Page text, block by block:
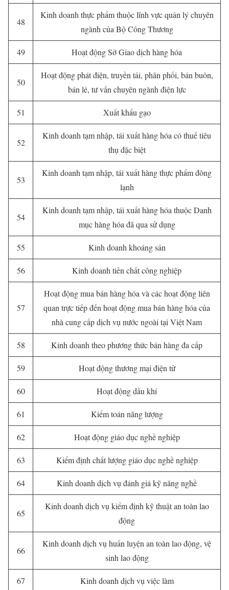
48
Kinh doanh thực phẩm thuộc lĩnh vực quản lý chuyên
ngành của Bộ Công Thương
49 Hoạt động Sở Giao dịch hàng hóa
50
Hoạt động phát điện, truyền tải, phân phối, bán buôn,
bán lẻ, tư vấn chuyên ngành điện lực
51 Xuất khẩu gạo
52
Kinh doanh tạm nhập, tái xuất hàng hóa có thuế tiêu
thụ đặc biệt
53
Kinh doanh tạm nhập, tái xuất hàng thực phẩm đông
lạnh
54
Kinh doanh tạm nhập, tái xuất hàng hóa thuộc Danh
mục hàng hóa đã qua sử dụng
55 Kinh doanh khoáng sản
56 Kinh doanh tiền chất công nghiệp
57
Hoạt động mua bán hàng hóa và các hoạt động liên
quan trực tiếp đến hoạt động mua bán hàng hóa của
nhà cung cấp dịch vụ nước ngoài tại Việt Nam
58 Kinh doanh theo phương thức bán hàng đa cấp
59 Hoạt động thương mại điện tử
60 Hoạt động dầu khí
61 Kiểm toán năng lượng
62 Hoạt động giáo dục nghề nghiệp
63 Kiểm định chất lượng giáo dục nghề nghiệp
64 Kinh doanh dịch vụ đánh giá kỹ năng nghề
65
Kinh doanh dịch vụ kiểm định kỹ thuật an toàn lao
động
66
Kinh doanh dịch vụ huấn luyện an toàn lao động, vệ
sinh lao động
67 Kinh doanh dịch vụ việc làm